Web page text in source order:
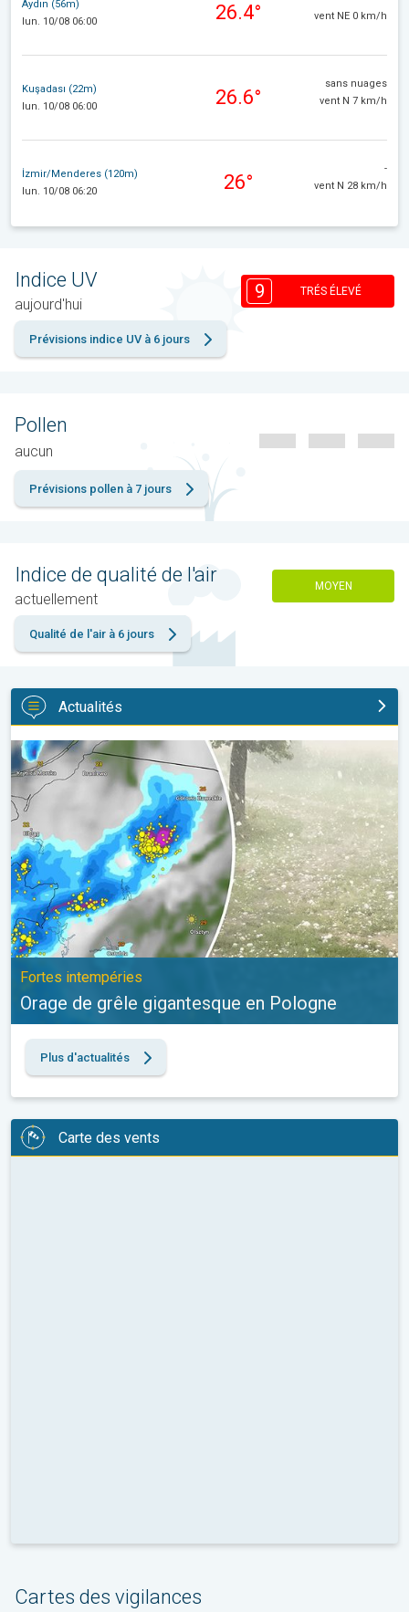
Aydın (56m)
lun. 10/08 06:00
26.4°
vent NE 0 km/h
Kuşadası (22m)
lun. 10/08 06:00
26.6°
sans nuages
vent N 7 km/h
İzmir/Menderes (120m)
lun. 10/08 06:20
26°
-
vent N 28 km/h
Indice UV
aujourd'hui
9 TRÉS ÉLEVÉ
Prévisions indice UV à 6 jours
Pollen
aucun
Prévisions pollen à 7 jours
Indice de qualité de l'air
actuellement
MOYEN
Qualité de l'air à 6 jours
Actualités
Orage de grêle gigantesque en Pologne. Fortes intempéries. . .
Fortes intempéries
Orage de grêle gigantesque en Pologne
Plus d'actualités
Carte des vents
Cartes des vigilances